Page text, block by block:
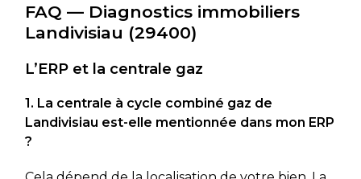
FAQ — Diagnostics immobiliers
Landivisiau (29400)
L’ERP et la centrale gaz
1. La centrale à cycle combiné gaz de
Landivisiau est-elle mentionnée dans mon ERP
?